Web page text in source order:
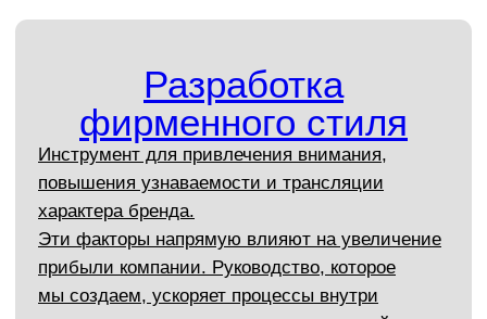
Нейминг
Вы получаете уникальное название компании.
Оригинальное и простое. Легко запоминается.
Отражает характер бренда. Вызывает
необходимые ассоциации.